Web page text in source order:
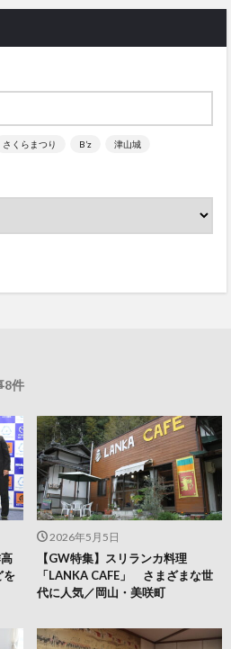
さくらまつり B’z 津山城
8件
2026年5月5日
【GW特集】スリランカ料理
「LANKA CAFE」 さまざまな世
代に人気／岡山・美咲町
を